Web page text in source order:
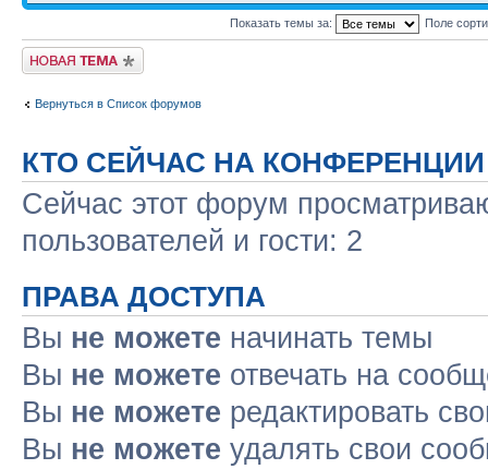
Показать темы за: Поле
Новая тема
Вернуться в Список форумов
КТО СЕЙЧАС НА КОНФЕРЕНЦИИ
Сейчас этот форум
пользователей и гости: 2
ПРАВА ДОСТУПА
Вы не можете начинать темы
Вы не можете отвечать на
Вы не можете редактировать
Вы не можете удалять свои